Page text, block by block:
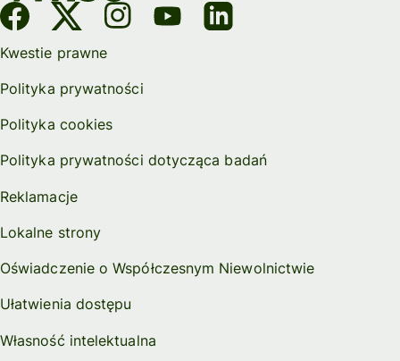
Kwestie prawne
Polityka prywatności
Polityka cookies
Polityka prywatności dotycząca badań
Reklamacje
Lokalne strony
Oświadczenie o Współczesnym Niewolnictwie
Ułatwienia dostępu
Własność intelektualna